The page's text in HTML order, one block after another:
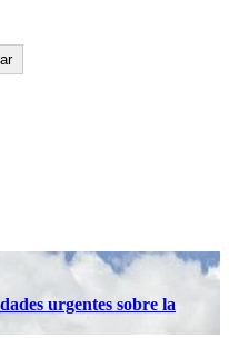
urgentes sobre la